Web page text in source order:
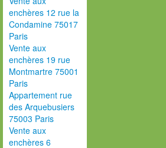
enchères 12 rue la
Condamine 75017
Paris
Vente aux
enchères 19 rue
Montmartre 75001
Paris
Appartement rue
des Arquebusiers
75003 Paris
Vente aux
enchères 6